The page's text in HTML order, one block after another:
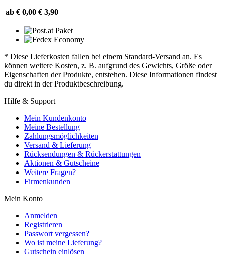
ab € 0,00 € 3,90
* Diese Lieferkosten fallen bei einem Standard-Versand an. Es
können weitere Kosten, z. B. aufgrund des Gewichts, Größe oder
Eigenschaften der Produkte, entstehen. Diese Informationen findest
du direkt in der Produktbeschreibung.
Hilfe & Support
Mein Kundenkonto
Meine Bestellung
Zahlungsmöglichkeiten
Versand & Lieferung
Rücksendungen & Rückerstattungen
Aktionen & Gutscheine
Weitere Fragen?
Firmenkunden
Mein Konto
Anmelden
Registrieren
Passwort vergessen?
Wo ist meine Lieferung?
Gutschein einlösen